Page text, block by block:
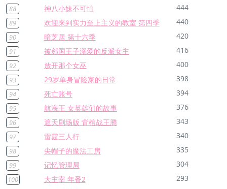
88 神八小妹不可怕 444
89 欢迎来到实力至上主义的教室 第四季 440
90 暗芝居 第十六季 420
91 被邻国王子溺爱的反派女主 416
92 放开那个女巫 400
93 29岁单身冒险家的日常 398
94 死亡账号 394
95 航海王 女英雄们的故事 376
96 遮天剧场版 背棺战王腾 343
97 雷霆三人行 340
98 尖帽子的魔法工房 335
99 记忆管理局 304
100 大主宰 年番2 293